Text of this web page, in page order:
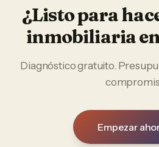
¿Listo para
inmobiliaria
Diagnóstico gratuito.
Empezar